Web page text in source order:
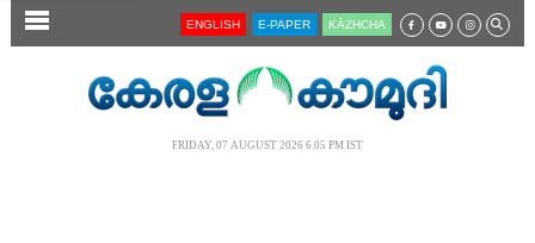
SECTIONS ENGLISH E-PAPER KĀZHCHA
FRIDAY, 07 AUGUST 2026 6.05 PM IST